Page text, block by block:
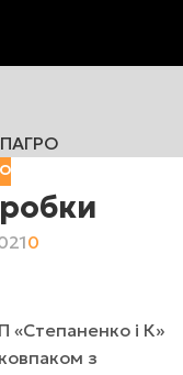
0
«Степаненко і К»
з